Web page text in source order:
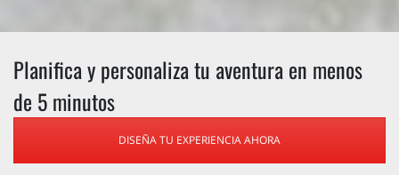
Planifica y personaliza tu aventura en menos
de 5 minutos
DISEÑA TU EXPERIENCIA AHORA